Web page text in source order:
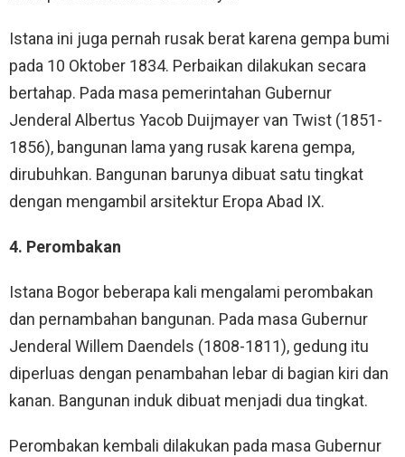
Istana ini juga pernah rusak berat karena gempa bumi
pada 10 Oktober 1834. Perbaikan dilakukan secara
bertahap. Pada masa pemerintahan Gubernur
Jenderal Albertus Yacob Duijmayer van Twist (1851-
1856), bangunan lama yang rusak karena gempa,
dirubuhkan. Bangunan barunya dibuat satu tingkat
dengan mengambil arsitektur Eropa Abad IX.
4. Perombakan
Istana Bogor beberapa kali mengalami perombakan
dan pernambahan bangunan. Pada masa Gubernur
Jenderal Willem Daendels (1808-1811), gedung itu
diperluas dengan penambahan lebar di bagian kiri dan
kanan. Bangunan induk dibuat menjadi dua tingkat.
Perombakan kembali dilakukan pada masa Gubernur